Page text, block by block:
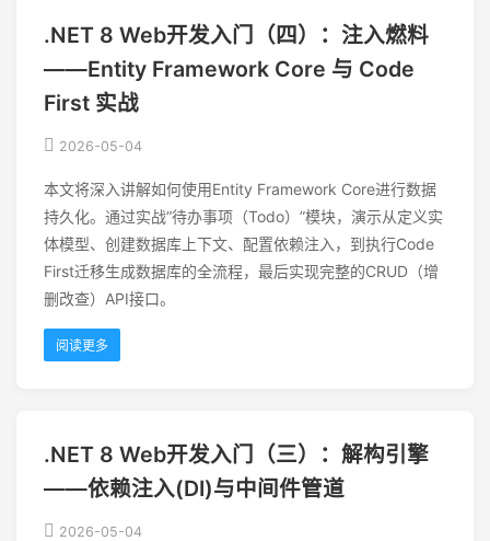
.NET 8 Web开发入门（四）：注入燃料
——Entity Framework Core 与 Code
First 实战
2026-05-04
本文将深入讲解如何使用Entity Framework Core进行数据
持久化。通过实战“待办事项（Todo）”模块，演示从定义实
体模型、创建数据库上下文、配置依赖注入，到执行Code
First迁移生成数据库的全流程，最后实现完整的CRUD（增
删改查）API接口。
阅读更多
.NET 8 Web开发入门（三）：解构引擎
——依赖注入(DI)与中间件管道
2026-05-04